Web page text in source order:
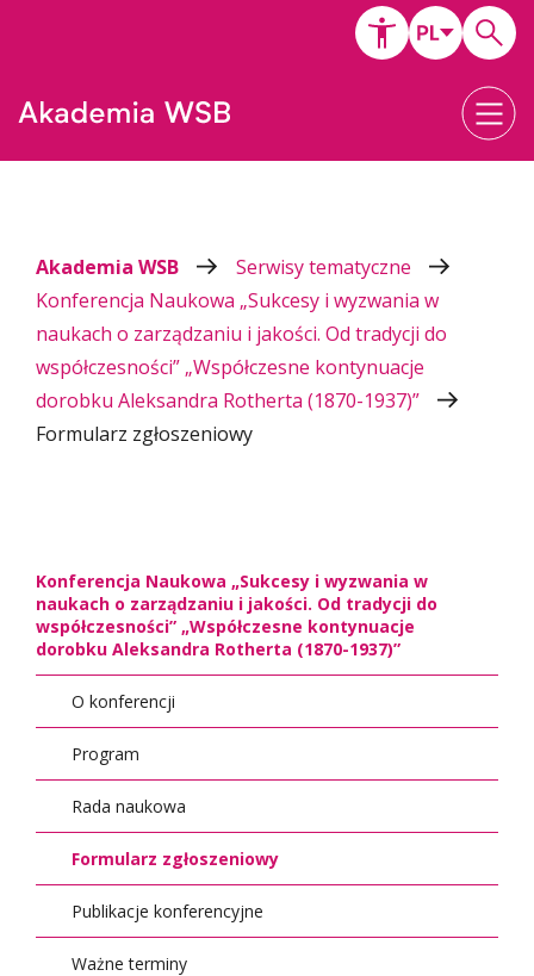
Akademia WSB
Serwisy tematyczne
Konferencja Naukowa „Sukcesy i wyzwania w
naukach o zarządzaniu i jakości. Od tradycji do
współczesności” „Współczesne kontynuacje
dorobku Aleksandra Rotherta (1870-1937)”
Formularz zgłoszeniowy
Konferencja Naukowa „Sukcesy i wyzwania w
naukach o zarządzaniu i jakości. Od tradycji do
współczesności” „Współczesne kontynuacje
dorobku Aleksandra Rotherta (1870-1937)”
O konferencji
Program
Rada naukowa
Formularz zgłoszeniowy
Publikacje konferencyjne
Ważne terminy